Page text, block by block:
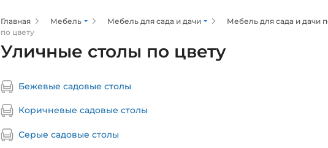
Главная Мебель Мебель для сада и дачи Мебель для сада и дачи
по цвету
Уличные столы по цвету
Бежевые садовые столы
Коричневые садовые столы
Серые садовые столы